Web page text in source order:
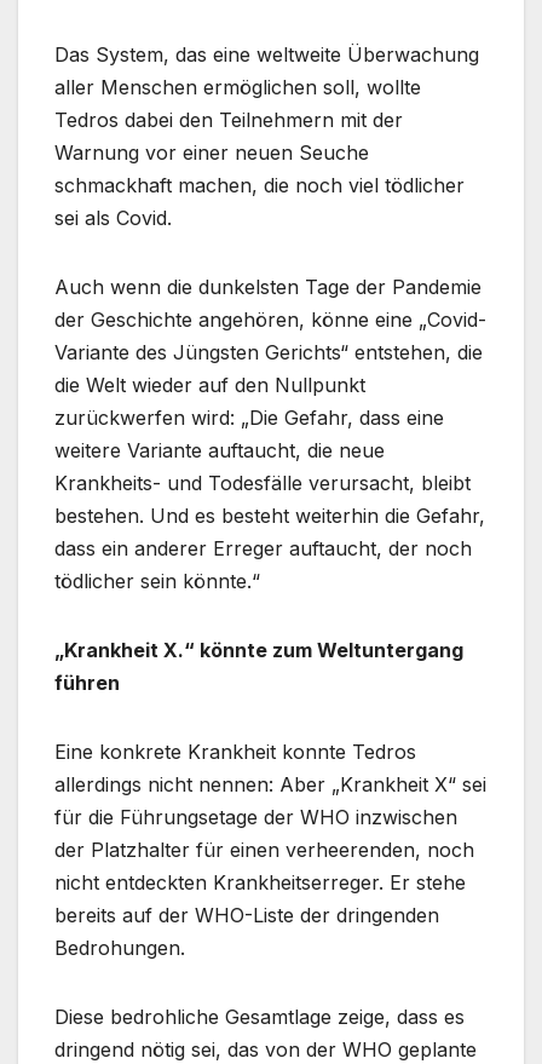
Das System, das eine weltweite Überwachung
aller Menschen ermöglichen soll, wollte
Tedros dabei den Teilnehmern mit der
Warnung vor einer neuen Seuche
schmackhaft machen, die noch viel tödlicher
sei als Covid.
Auch wenn die dunkelsten Tage der Pandemie
der Geschichte angehören, könne eine „Covid-
Variante des Jüngsten Gerichts“ entstehen, die
die Welt wieder auf den Nullpunkt
zurückwerfen wird: „Die Gefahr, dass eine
weitere Variante auftaucht, die neue
Krankheits- und Todesfälle verursacht, bleibt
bestehen. Und es besteht weiterhin die Gefahr,
dass ein anderer Erreger auftaucht, der noch
tödlicher sein könnte.“
„Krankheit X.“ könnte zum Weltuntergang
führen
Eine konkrete Krankheit konnte Tedros
allerdings nicht nennen: Aber „Krankheit X“ sei
für die Führungsetage der WHO inzwischen
der Platzhalter für einen verheerenden, noch
nicht entdeckten Krankheitserreger. Er stehe
bereits auf der WHO-Liste der dringenden
Bedrohungen.
Diese bedrohliche Gesamtlage zeige, dass es
dringend nötig sei, das von der WHO geplante